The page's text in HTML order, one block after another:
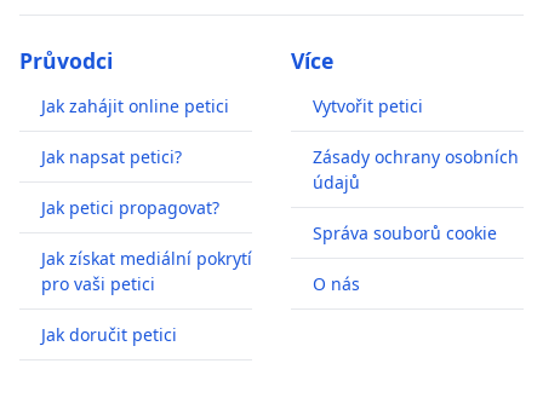
Průvodci
Jak zahájit online petici
Jak napsat petici?
Jak petici propagovat?
Jak získat mediální pokrytí
pro vaši petici
Jak doručit petici
Více
Vytvořit petici
Zásady ochrany osobních
údajů
Správa souborů cookie
O nás